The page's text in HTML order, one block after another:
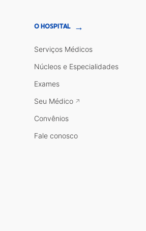
O HOSPITAL →
Serviços Médicos
Núcleos e Especialidades
Exames
Seu Médico
Convênios
Fale conosco